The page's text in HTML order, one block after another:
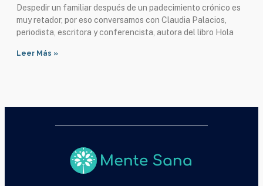
Despedir un familiar después de un padecimiento crónico es
muy retador, por eso conversamos con Claudia Palacios,
periodista, escritora y conferencista, autora del libro Hola
Leer Más »